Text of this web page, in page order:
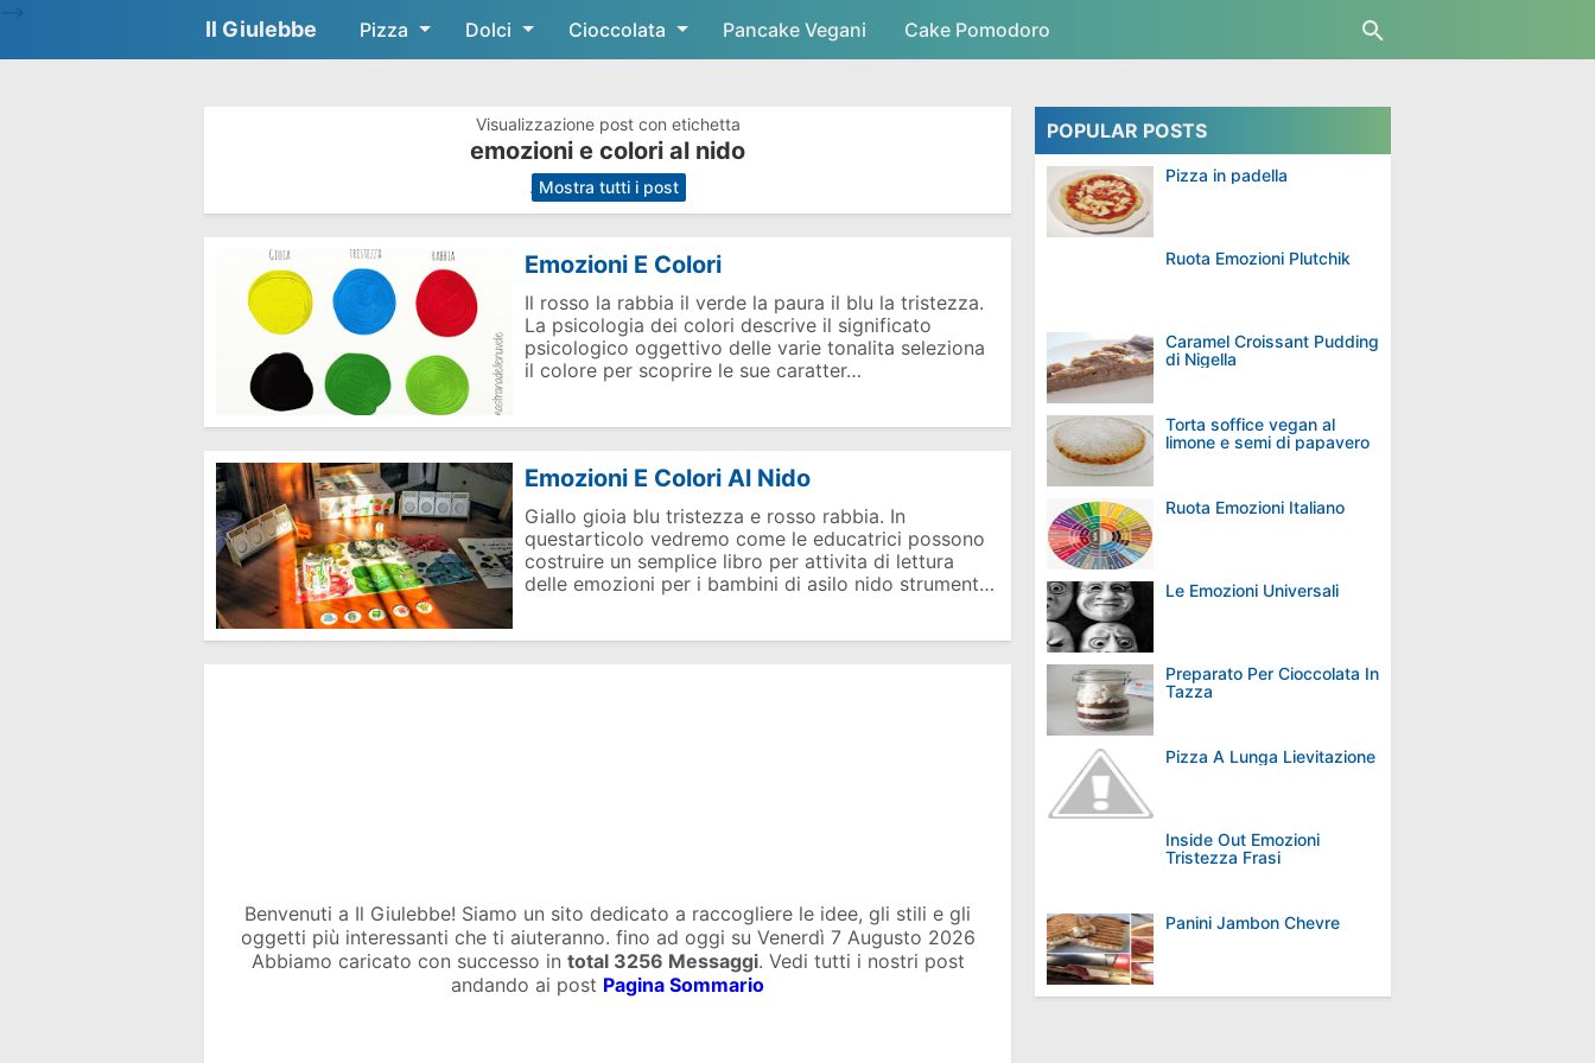
Skip to main content
Il Giulebbe Pizza Dolci Cioccolata Pancake Vegani Cake Pomodoro
Visualizzazione post con etichetta
emozioni e colori al nido
. Mostra tutti i post
Emozioni E Colori
Il rosso la rabbia il verde la paura il blu la tristezza.
La psicologia dei colori descrive il significato
psicologico oggettivo delle varie tonalita seleziona
il colore per scoprire le sue caratter…
Emozioni E Colori Al Nido
Giallo gioia blu tristezza e rosso rabbia. In
questarticolo vedremo come le educatrici possono
costruire un semplice libro per attivita di lettura
delle emozioni per i bambini di asilo nido strument…
Benvenuti a Il Giulebbe! Siamo un sito dedicato a raccogliere le idee, gli stili e gli
oggetti più interessanti che ti aiuteranno. fino ad oggi su Venerdì 7 Augusto 2026
Abbiamo caricato con successo in total 3256 Messaggi. Vedi tutti i nostri post
andando ai post Pagina Sommario
POPULAR POSTS
Pizza in padella
Ruota Emozioni Plutchik
Caramel Croissant Pudding
di Nigella
Torta soffice vegan al
limone e semi di papavero
Ruota Emozioni Italiano
Le Emozioni Universali
Preparato Per Cioccolata In
Tazza
Pizza A Lunga Lievitazione
Inside Out Emozioni
Tristezza Frasi
Panini Jambon Chevre